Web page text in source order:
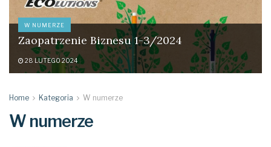
W NUMERZE
Zaopatrzenie Biznesu 1-3/2024
28 LUTEGO 2024
Home Kategoria W numerze
W numerze